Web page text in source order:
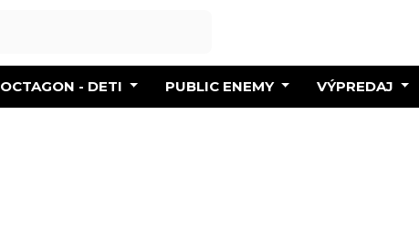
OCTAGON - DETI PUBLIC ENEMY VÝPREDAJ